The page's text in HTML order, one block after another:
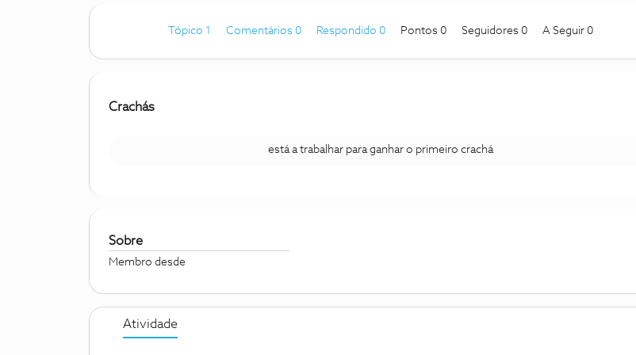
Tópico 1 Comentários 0 Respondido 0 Pontos 0 Seguidores 0 A Seguir 0
Crachás
está a trabalhar para ganhar o primeiro crachá
Sobre
Membro desde
Atividade